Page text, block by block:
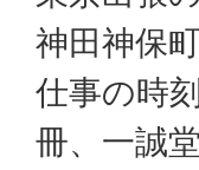
神田神保
仕事の時
冊、一誠